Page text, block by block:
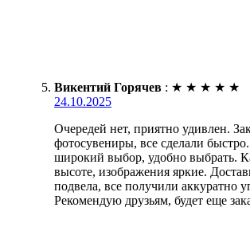
Викентий Горячев : ★ ★ ★ ★ ★
24.10.2025
Очередей нет, приятно удивлен.
фотосувениры, все сделали
широкий выбор, удобно выбрать.
высоте, изображения яркие.
подвела, все получили аккуратно
Рекомендую друзьям, будет еще